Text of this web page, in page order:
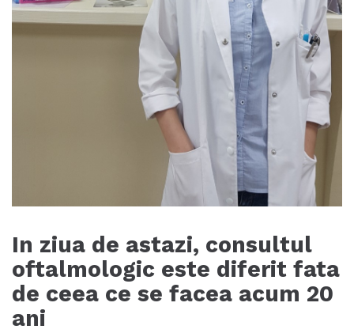
In ziua de astazi, consultul
oftalmologic este diferit fata
de ceea ce se facea acum 20
ani